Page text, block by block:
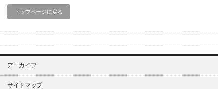
トップページに戻る
アーカイブ
サイトマップ